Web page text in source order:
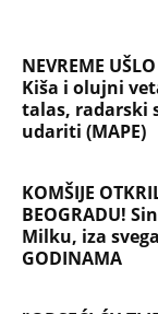
NEVREME
Kiša i olujni
talas, radarski
udariti (MAPE)
KOMŠIJE
BEOGRADU!
Milku, iza
GODINAMA